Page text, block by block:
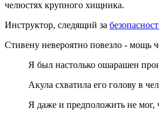
челюстях крупного хищника.
Инструктор, следящий за
Стивену невероятно повезло - мощь
Я был настолько ошарашен
Акула схватила его голову в
Я даже и предположить не мог,